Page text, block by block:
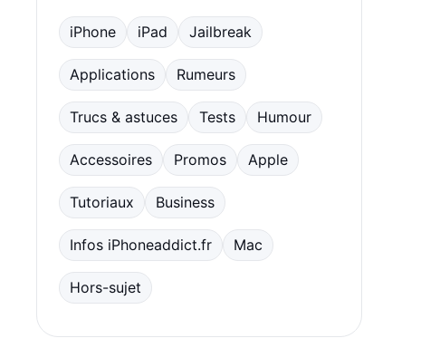
iPhone iPad Jailbreak
Applications Rumeurs
Trucs & astuces Tests Humour
Accessoires Promos Apple
Tutoriaux Business
Infos iPhoneaddict.fr Mac
Hors-sujet